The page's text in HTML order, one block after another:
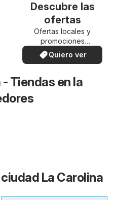
Descubre las
ofertas
Ofertas locales y
promociones
especiales.
Quiero ver
Tiendas en la
La Carolina